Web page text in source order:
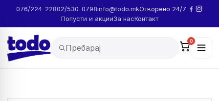
076/224-22802/530-0798info@todo.mkОтворено 24/7
Попусти и акцииЗа насКонтакт
0